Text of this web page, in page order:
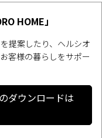
HOME」
提案したり、ヘルシオ
客様の暮らしをサポー
ダウンロードは